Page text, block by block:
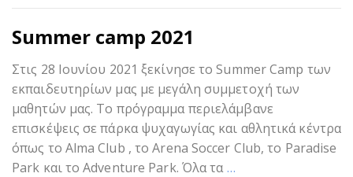
Summer camp 2021
Στις 28 Ιουνίου 2021 ξεκίνησε το Summer Camp των
εκπαιδευτηρίων μας με μεγάλη συμμετοχή των
μαθητών μας. Το πρόγραμμα περιελάμβανε
επισκέψεις σε πάρκα ψυχαγωγίας και αθλητικά κέντρα
όπως το Alma Club , το Arena Soccer Club, το Paradise
Park και το Adventure Park. Όλα τα…